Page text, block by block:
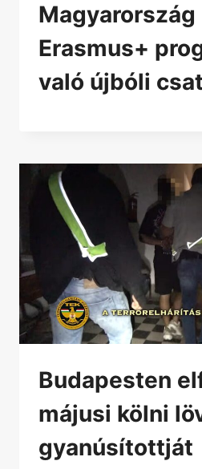
Magyarország
Erasmus+
való újbóli
Budapesten
májusi kölni
gyanúsítottját